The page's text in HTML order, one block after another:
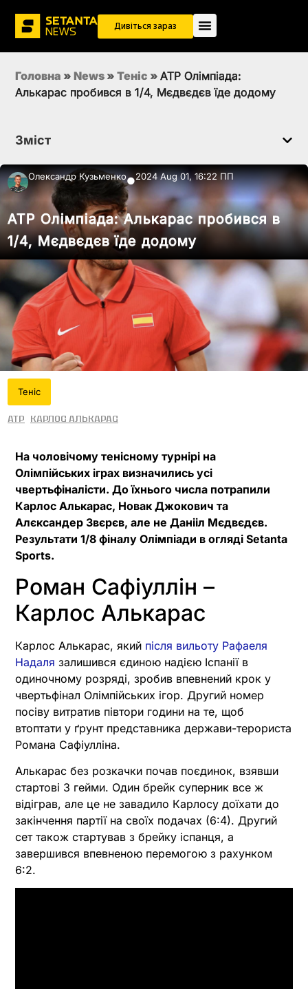
Дивіться зараз
Головна » News » Теніс » ATP Олімпіада:
Алькарас пробився в 1/4, Мєдвєдєв їде додому
Зміст
Олександр Кузьменко●2024 Aug 01, 16:22 ПП
ATP Олімпіада: Алькарас пробився в
1/4, Мєдвєдєв їде додому
Теніс
ATP Карлос Алькарас
На чоловічому тенісному турнірі на
Олімпійських іграх визначились усі
чвертьфіналісти. До їхнього числа потрапили
Карлос Алькарас, Новак Джокович та
Алєксандер Звєрєв, але не Данііл Мєдвєдєв.
Результати 1/8 фіналу Олімпіади в огляді Setanta
Sports.
Роман Сафіуллін –
Карлос Алькарас
Карлос Алькарас, який після вильоту Рафаеля
Надаля залишився єдиною надією Іспанії в
одиночному розряді, зробив впевнений крок у
чвертьфінал Олімпійських ігор. Другий номер
посіву витратив півтори години на те, щоб
втоптати у ґрунт представника держави-терориста
Романа Сафіулліна.
Алькарас без розкачки почав поєдинок, взявши
стартові 3 гейми. Один брейк суперник все ж
відіграв, але це не завадило Карлосу доїхати до
закінчення партії на своїх подачах (6:4). Другий
сет також стартував з брейку іспанця, а
завершився впевненою перемогою з рахунком
6:2.